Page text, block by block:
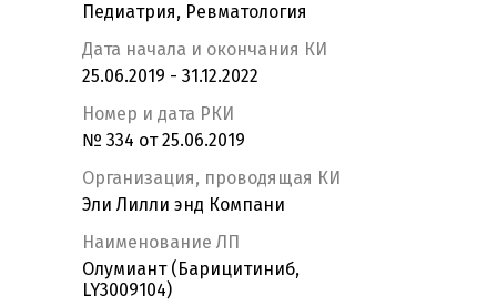
Педиатрия, Ревматология
Дата начала и окончания КИ
25.06.2019 - 31.12.2022
Номер и дата РКИ
№ 334 от 25.06.2019
Организация, проводящая КИ
Эли Лилли энд Компани
Наименование ЛП
Олумиант (Барицитиниб,
LY3009104)